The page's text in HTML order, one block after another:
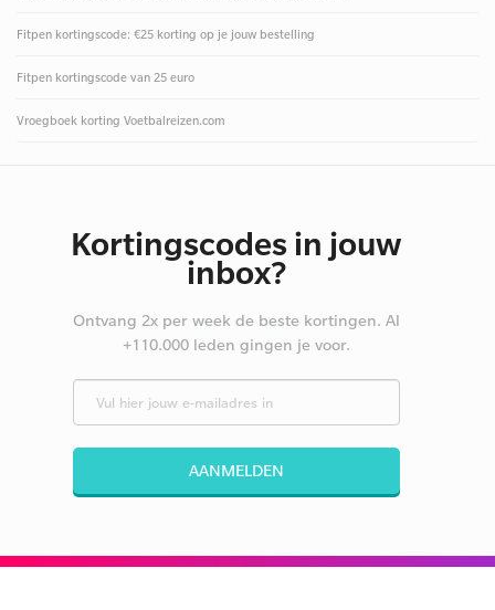
Fitpen kortingscode: €25 korting op je jouw bestelling
Fitpen kortingscode van 25 euro
Vroegboek korting Voetbalreizen.com
Kortingscodes in jouw
inbox?
Ontvang 2x per week de beste kortingen. Al
+110.000 leden gingen je voor.
AANMELDEN